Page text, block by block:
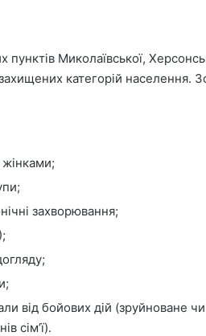
Миколаївської,
категорій населення.
захворювання;
від бойових дій (зруйноване чи
сім’ї).